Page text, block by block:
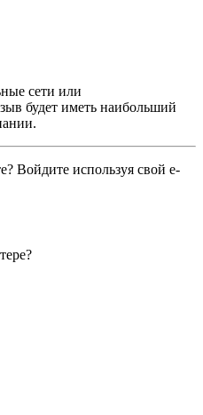
сети или
будет иметь наибольший
Войдите используя свой e-